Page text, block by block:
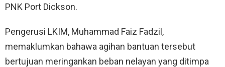
PNK Port Dickson.
Pengerusi LKIM, Muhammad Faiz Fadzil,
memaklumkan bahawa agihan bantuan tersebut
bertujuan meringankan beban nelayan yang ditimpa